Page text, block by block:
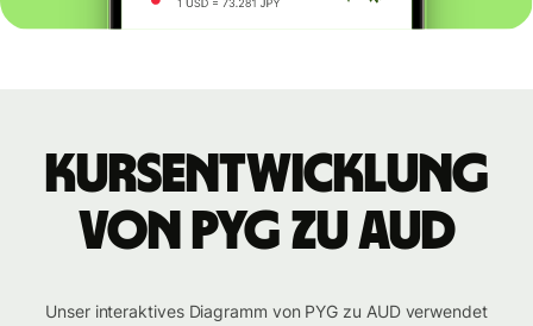
Kursentwicklung
von PYG zu AUD
Unser interaktives Diagramm von PYG zu AUD verwendet